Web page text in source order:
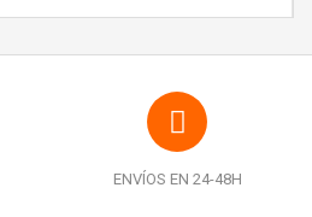
ENVÍOS EN 24-48H